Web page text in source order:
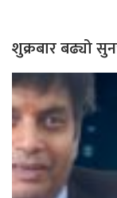
शुक्रबार बढ्यो